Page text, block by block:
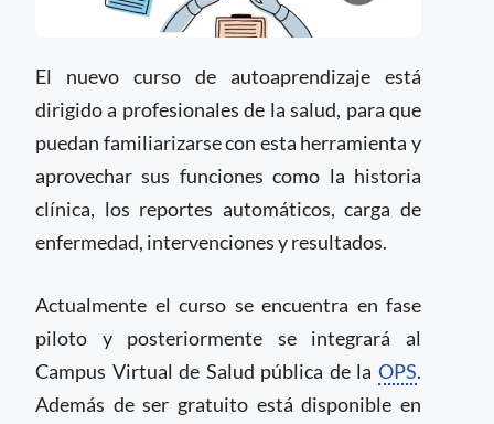
El nuevo curso de autoaprendizaje está
dirigido a profesionales de la salud, para que
puedan familiarizarse con esta herramienta y
aprovechar sus funciones como la historia
clínica, los reportes automáticos, carga de
enfermedad, intervenciones y resultados.
Actualmente el curso se encuentra en fase
piloto y posteriormente se integrará al
Campus Virtual de Salud pública de la OPS.
Además de ser gratuito está disponible en